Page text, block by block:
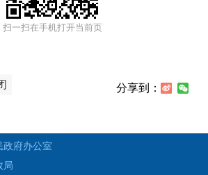
扫一扫在手机打开当前页
分享到：
政府办公室
局